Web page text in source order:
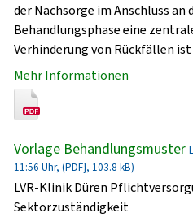
der Nachsorge im Anschluss an
Behandlungsphase eine
Verhinderung von Rückfällen
Mehr Informationen
Vorlage Behandlungsmuster
11:56 Uhr, (PDF}, 103.8 kB)
LVR-Klinik Düren
Sektorzuständigkeit